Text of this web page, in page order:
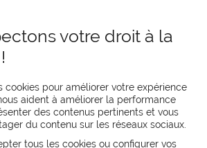
REJOIGNEZ-NOUS
CONTACTEZ-NOUS
votre droit à la
cookies pour améliorer votre expérience
aident à améliorer la performance
des contenus pertinents et vous
du contenu sur les réseaux sociaux.
tous les cookies ou configurer vos